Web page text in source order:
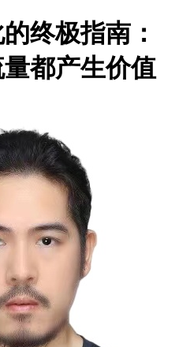
终极指南：
都产生价值